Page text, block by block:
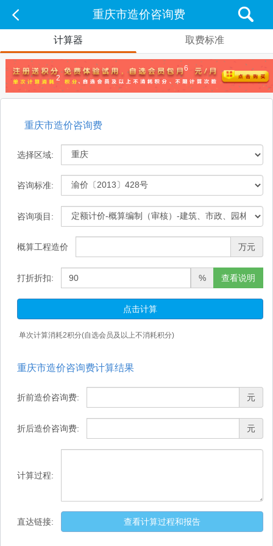
重庆市造价咨询费
计算器 取费标准
6
2
重庆市造价咨询费
选择区域:
咨询标准:
咨询项目:
概算工程造价 万元
打折折扣: % 查看说明
点击计算
单次计算消耗2积分(自选会员及以上不消耗积分)
重庆市造价咨询费计算结果
折前造价咨询费: 元
折后造价咨询费: 元
计算过程:
直达链接: 查看计算过程和报告